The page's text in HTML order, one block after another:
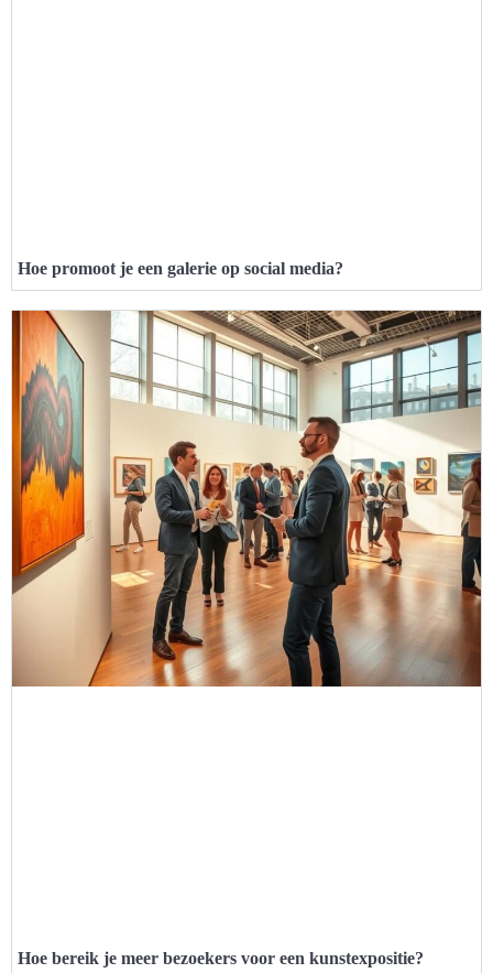
Hoe promoot je een galerie op social media?
Hoe bereik je meer bezoekers voor een kunstexpositie?